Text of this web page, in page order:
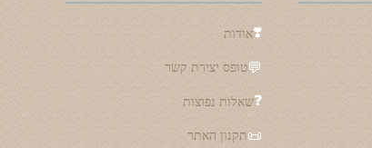
❣️אודות
💬טופס יצירת קשר
❓שאלות נפוצות
📜תקנון האתר